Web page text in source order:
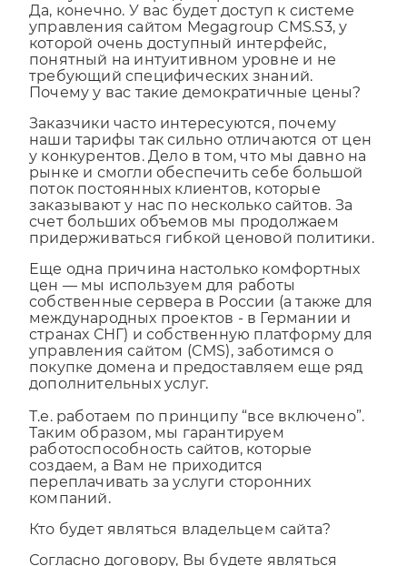
Смогу ли я сам редактировать сайт?
Да, конечно. У вас будет доступ к системе
управления сайтом Megagroup CMS.S3, у
которой очень доступный интерфейс,
понятный на интуитивном уровне и не
требующий специфических знаний.
Заказчики часто интересуются, почему
наши тарифы так сильно отличаются от цен
у конкурентов. Дело в том, что мы давно на
рынке и смогли обеспечить себе большой
поток постоянных клиентов, которые
заказывают у нас по несколько сайтов. За
счет больших объемов мы продолжаем
Еще одна причина настолько комфортных
цен — мы используем для работы
собственные сервера в России (а также для
международных проектов - в Германии и
странах СНГ) и собственную платформу для
управления сайтом (CMS), заботимся о
покупке домена и предоставляем еще ряд
Т.е. работаем по принципу “все включено”.
Таким образом, мы гарантируем
работоспособность сайтов, которые
создаем, а Вам не приходится
переплачивать за услуги сторонних